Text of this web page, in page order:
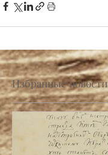
Избранные новости